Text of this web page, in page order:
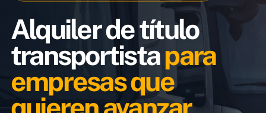
Noticias
Contacto
Alquiler de título
transportistapara
empresas que